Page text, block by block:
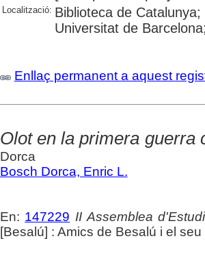
Localització: Biblioteca de
Universitat de
Enllaç permanent a aquest
Olot en la primera guerra
Dorca
Bosch Dorca, Enric L.
En: 147229 II Assemblea
[Besalú] : Amics de Besalú i el